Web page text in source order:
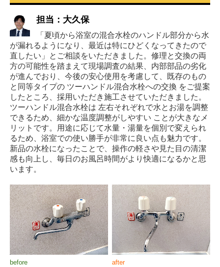
担当：大久保
「夏頃から浴室の混合水栓のハンドル部分から水
が漏れるようになり、最近は特にひどくなってきたので
直したい」とご相談をいただきました。修理と交換の両
方の可能性を踏まえて現場調査の結果、内部部品の劣化
が進んでおり、今後の安心使用を考慮して、既存のもの
と同等タイプの ツーハンドル混合水栓への交換 をご提案
したところ、採用いただき施工させていただきました。
ツーハンドル混合水栓は 左右それぞれで水とお湯を調整
できるため、細かな温度調整がしやすい ことが大きなメ
リットです。用途に応じて水量・湯量を個別で変えられ
るため、浴室での使い勝手が非常に良い点も魅力です。
新品の水栓になったことで、操作の軽さや見た目の清潔
感も向上し、毎日のお風呂時間がより快適になるかと思
います。
before after